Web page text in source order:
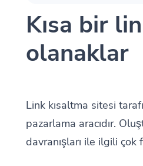
Kısa bir
olanaklar
Link kısaltma sitesi
pazarlama aracıdır.
davranışları ile ilgili çok